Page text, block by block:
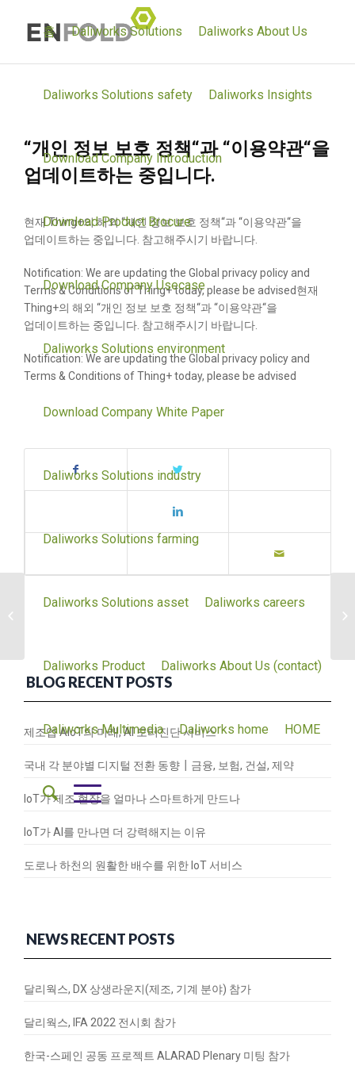
홈 Daliworks Solutions Daliworks About Us
Daliworks Solutions safety Daliworks Insights
Download Company Introduction
Download Product Brocure
Download Company Usecase
Daliworks Solutions environment
Download Company White Paper
Daliworks Solutions industry
Daliworks Solutions farming
Daliworks Solutions asset Daliworks careers
Daliworks Product Daliworks About Us (contact)
Daliworks Multimedia Daliworks home HOME
“개인 정보 보호 정책“과 “이용약관“을
업데이트하는 중입니다.
현재 Thing+의 해외 “개인 정보 보호 정책“과 “이용약관“을
업데이트하는 중입니다. 참고해주시기 바랍니다.
Notification: We are updating the Global privacy policy and
Terms & Conditions of Thing+ today, please be advised현재
Thing+의 해외 “개인 정보 보호 정책“과 “이용약관“을
업데이트하는 중입니다. 참고해주시기 바랍니다.
Notification: We are updating the Global privacy policy and
Terms & Conditions of Thing+ today, please be advised
BLOG RECENT POSTS
제조업 AIoT의 미래, AI 모터진단 서비스
국내 각 분야별 디지털 전환 동향┃금융, 보험, 건설, 제약
IoT가 제조 현장을 얼마나 스마트하게 만드나
IoT가 AI를 만나면 더 강력해지는 이유
도로나 하천의 원활한 배수를 위한 IoT 서비스
NEWS RECENT POSTS
달리웍스, DX 상생라운지(제조, 기계 분야) 참가
달리웍스, IFA 2022 전시회 참가
한국-스페인 공동 프로젝트 ALARAD Plenary 미팅 참가
韓 아세안 센터, 태국